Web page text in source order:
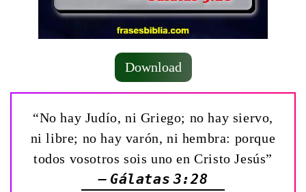
Download
“No hay Judío, ni Griego; no hay siervo,
ni libre; no hay varón, ni hembra: porque
todos vosotros sois uno en Cristo Jesús”
— Gálatas 3:28